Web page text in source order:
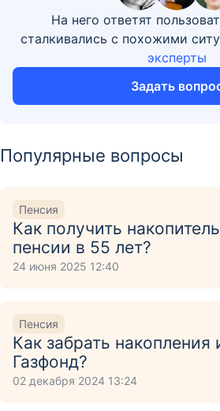
На него ответят
сталкивались с похожими
эксперты
Задать
Популярные вопросы
Пенсия
Как получить
пенсии в 55 лет?
24 июня 2025 12:40
Пенсия
Как забрать
Газфонд?
02 декабря 2024 13:24